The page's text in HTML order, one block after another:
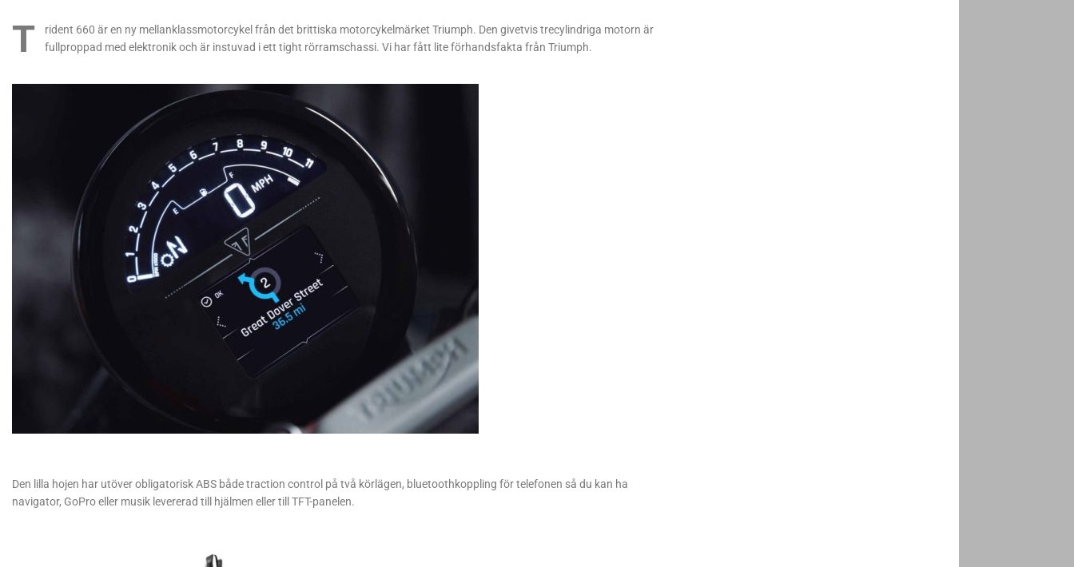
T
rident 660 är en ny mellanklassmotorcykel från det brittiska motorcykelmärket Triumph. Den givetvis trecylindriga motorn är
fullproppad med elektronik och är instuvad i ett tight rörramschassi. Vi har fått lite förhandsfakta från Triumph.
Den lilla hojen har utöver obligatorisk ABS både traction control på två körlägen, bluetoothkoppling för telefonen så du kan ha
navigator, GoPro eller musik levererad till hjälmen eller till TFT-panelen.